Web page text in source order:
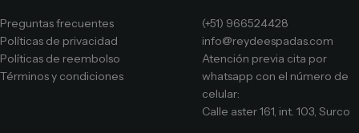
Preguntas frecuentes
Políticas de privacidad
Políticas de reembolso
Términos y condiciones
(+51) 966524428
info@reydeespadas.com
Atención previa cita por
whatsapp con el número de
celular:
Calle aster 161, int. 103, Surco